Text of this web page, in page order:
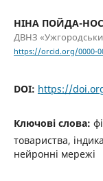
НІНА ПОЙДА-
ДВНЗ
https://orcid.org/0000-
DOI: https://
Ключові слова:
товариства,
нейронні мережі